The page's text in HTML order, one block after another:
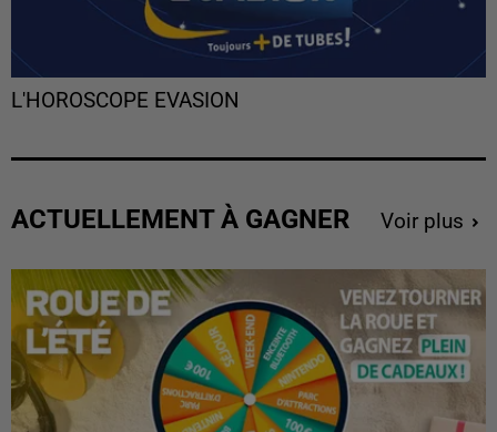
L'HOROSCOPE EVASION
ACTUELLEMENT À GAGNER Voir plus